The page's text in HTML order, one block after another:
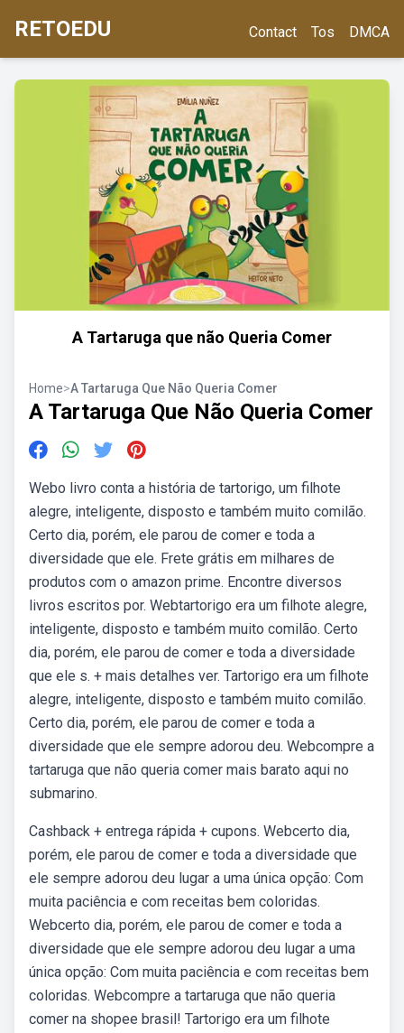
RETOEDU Contact Tos DMCA
A Tartaruga que não Queria Comer
Home>A Tartaruga Que Não Queria Comer
A Tartaruga Que Não Queria Comer
Webo livro conta a história de tartorigo, um filhote
alegre, inteligente, disposto e também muito comilão.
Certo dia, porém, ele parou de comer e toda a
diversidade que ele. Frete grátis em milhares de
produtos com o amazon prime. Encontre diversos
livros escritos por. Webtartorigo era um filhote alegre,
inteligente, disposto e também muito comilão. Certo
dia, porém, ele parou de comer e toda a diversidade
que ele s. + mais detalhes ver. Tartorigo era um filhote
alegre, inteligente, disposto e também muito comilão.
Certo dia, porém, ele parou de comer e toda a
diversidade que ele sempre adorou deu. Webcompre a
tartaruga que não queria comer mais barato aqui no
submarino.
Cashback + entrega rápida + cupons. Webcerto dia,
porém, ele parou de comer e toda a diversidade que
ele sempre adorou deu lugar a uma única opção: Com
muita paciência e com receitas bem coloridas.
Webcerto dia, porém, ele parou de comer e toda a
diversidade que ele sempre adorou deu lugar a uma
única opção: Com muita paciência e com receitas bem
coloridas. Webcompre a tartaruga que não queria
comer na shopee brasil! Tartorigo era um filhote